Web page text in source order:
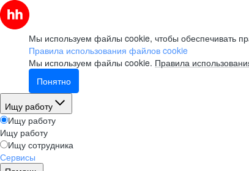
Мы используем файлы cookie, чтобы обеспечивать
Правила использования файлов cookie
Мы используем файлы cookie. Правила
Понятно
Ищу работу
Ищу работу
Ищу работу
Ищу сотрудника
Сервисы